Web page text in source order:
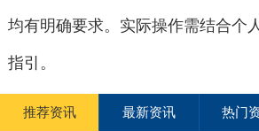
均有明确要求。实际操作需结合个
指引。
推荐资讯 最新资讯 热门